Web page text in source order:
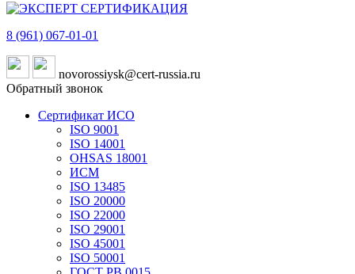
8 (961) 067-01-01
novorossiysk@cert-russia.ru
Обратный звонок
Сертификат ИСО
ISO 9001
ISO 14001
OHSAS 18001
ИСМ
ISO 13485
ISO 20000
ISO 22000
ISO 29001
ISO 45001
ISO 50001